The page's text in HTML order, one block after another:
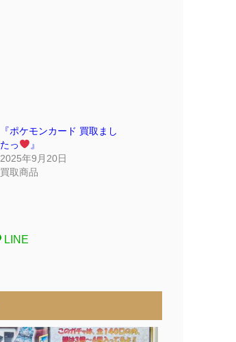
『ポケモンカード 買取まし
たっ
』
2025年9月20日
買取商品
LINE